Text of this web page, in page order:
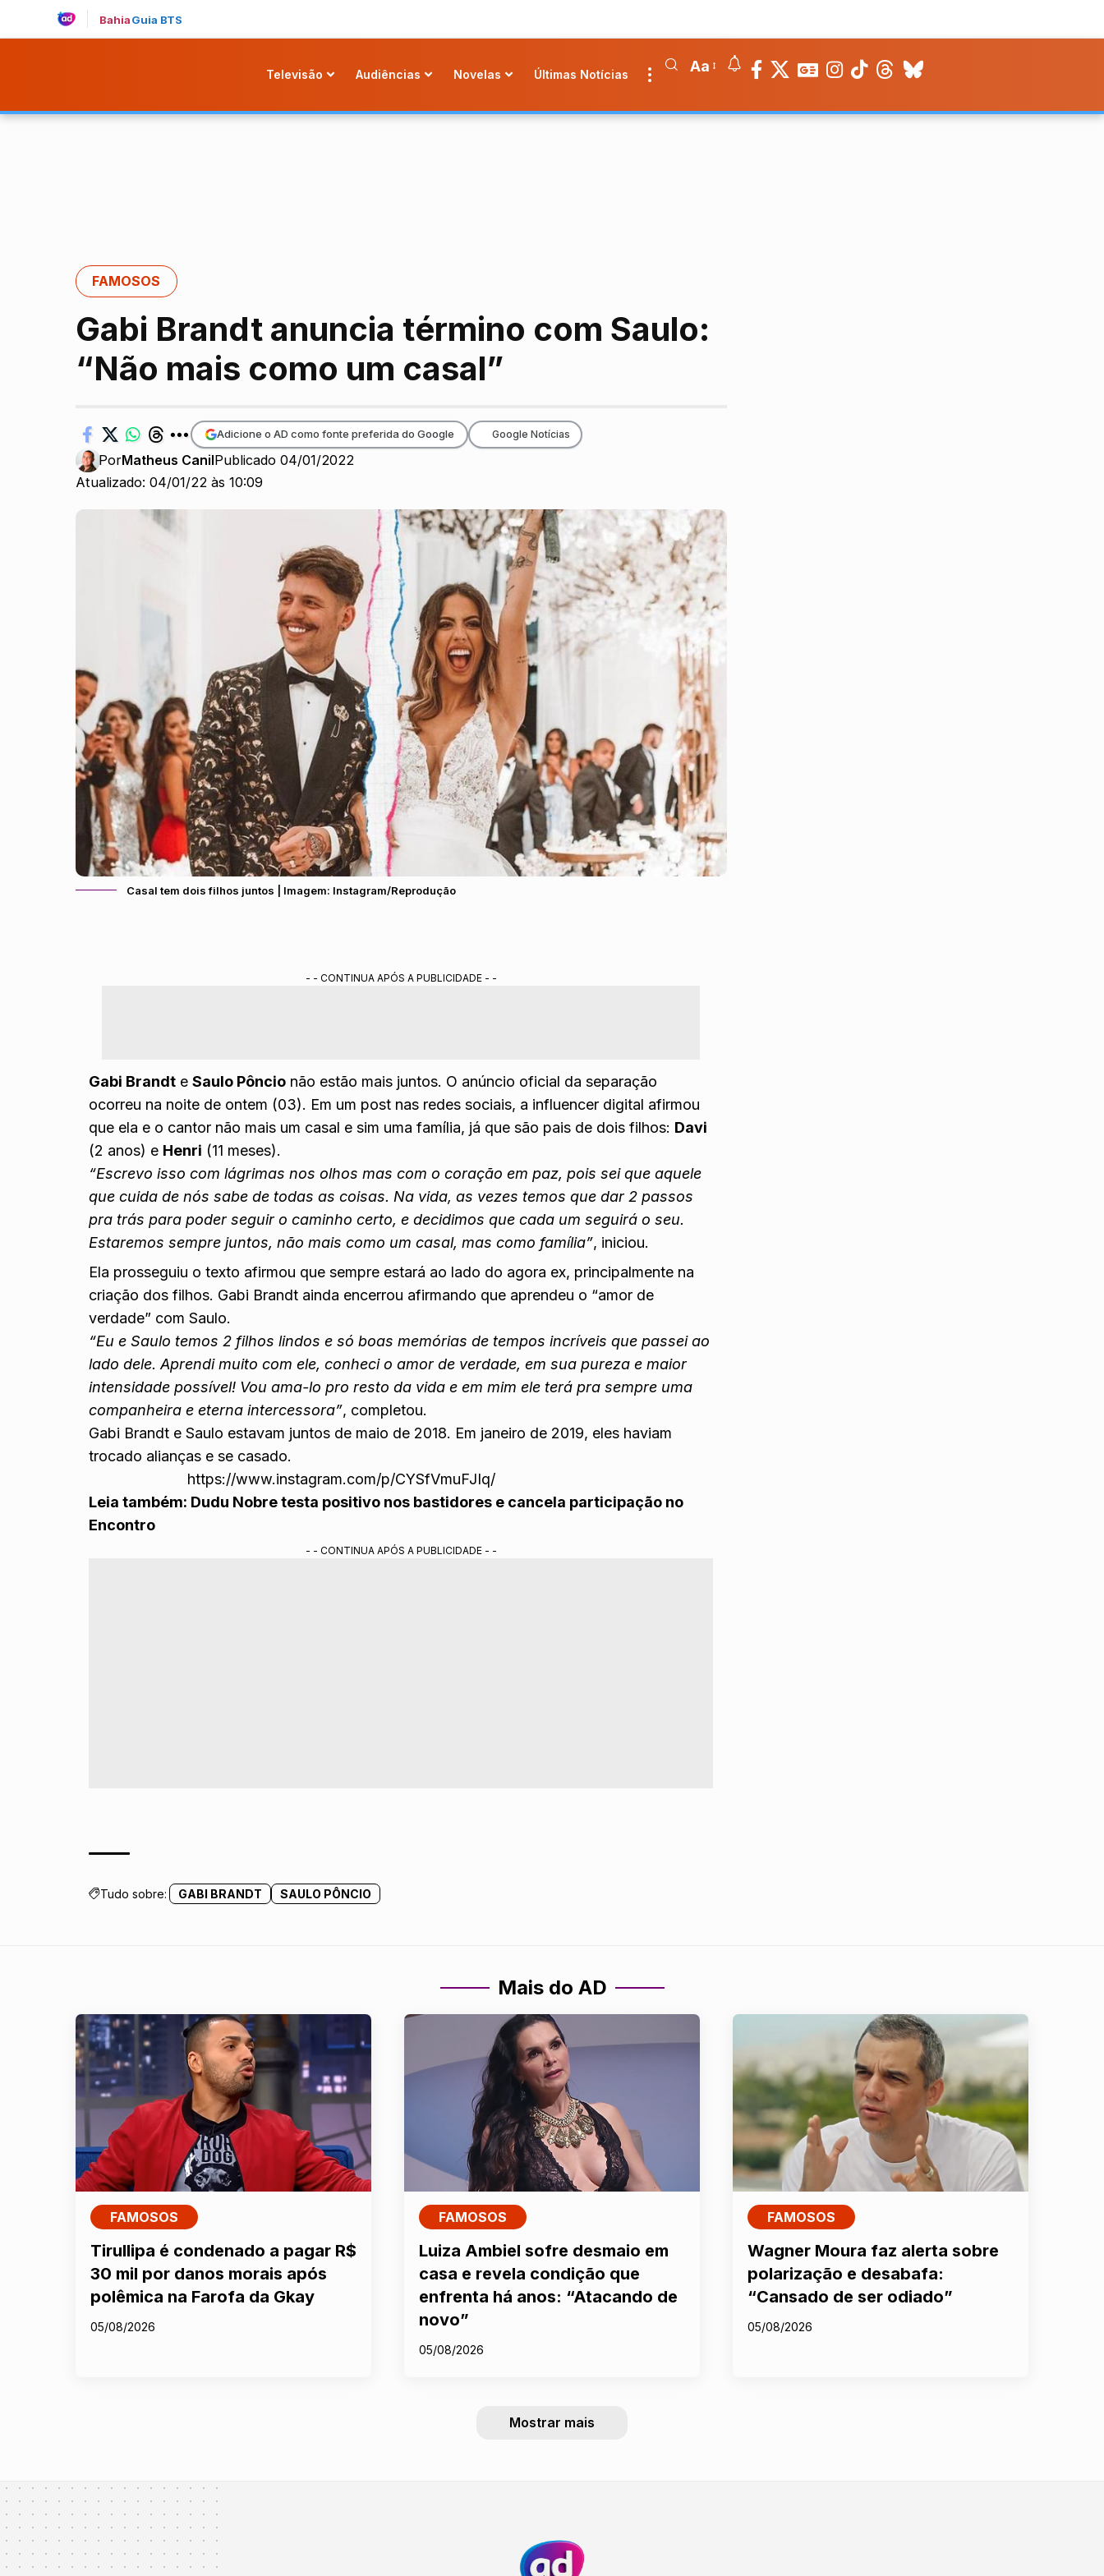
BahiaGuia BTS
Televisão Audiências Novelas Últimas Notícias Aa
FAMOSOS
Gabi Brandt anuncia término com Saulo:
“Não mais como um casal”
Atualizado: 04/01/22 às 10:09
PorMatheus CanilPublicado 04/01/2022
Adicione o AD como fonte preferida do Google Google Notícias
Casal tem dois filhos juntos | Imagem: Instagram/Reprodução
- - CONTINUA APÓS A PUBLICIDADE - -
Gabi Brandt eSaulo Pôncio não estão mais juntos. O anúncio oficial da separação
ocorreu na noite de ontem (03). Em um post nas redes sociais, a influencer digital afirmou
que ela e o cantor não mais um casal e sim uma família, já que são pais de dois filhos: Davi
(2 anos) e Henri (11 meses).
“Escrevo isso com lágrimas nos olhos mas com o coração em paz, pois sei que aquele
que cuida de nós sabe de todas as coisas. Na vida, as vezes temos que dar 2 passos
pra trás para poder seguir o caminho certo, e decidimos que cada um seguirá o seu.
Estaremos sempre juntos, não mais como um casal, mas como família”, iniciou.
Ela prosseguiu o texto afirmou que sempre estará ao lado do agora ex, principalmente na
criação dos filhos. Gabi Brandt ainda encerrou afirmando que aprendeu o “amor de
verdade” com Saulo.
“Eu e Saulo temos 2 filhos lindos e só boas memórias de tempos incríveis que passei ao
lado dele. Aprendi muito com ele, conheci o amor de verdade, em sua pureza e maior
intensidade possível! Vou ama-lo pro resto da vida e em mim ele terá pra sempre uma
companheira e eterna intercessora”, completou.
Gabi Brandt e Saulo estavam juntos de maio de 2018. Em janeiro de 2019, eles haviam
trocado alianças e se casado.
https://www.instagram.com/p/CYSfVmuFJIq/
Leia também: Dudu Nobre testa positivo nos bastidores e cancela participação no
Encontro
- - CONTINUA APÓS A PUBLICIDADE - -
Tudo sobre: GABI BRANDT SAULO PÔNCIO
Mais do AD
FAMOSOS
Tirullipa é condenado a pagar R$
30 mil por danos morais após
polêmica na Farofa da Gkay
05/08/2026
FAMOSOS
Luiza Ambiel sofre desmaio em
casa e revela condição que
enfrenta há anos: “Atacando de
novo”
05/08/2026
FAMOSOS
Wagner Moura faz alerta sobre
polarização e desabafa:
“Cansado de ser odiado”
05/08/2026
Mostrar mais